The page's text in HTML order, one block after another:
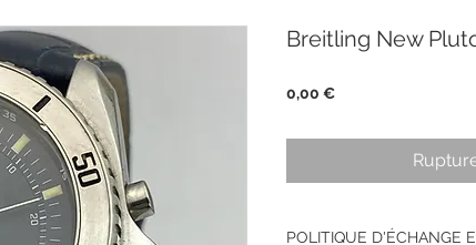
Breitling New
0,00 €Prix
POLITIQUE D'ÉCHANGE